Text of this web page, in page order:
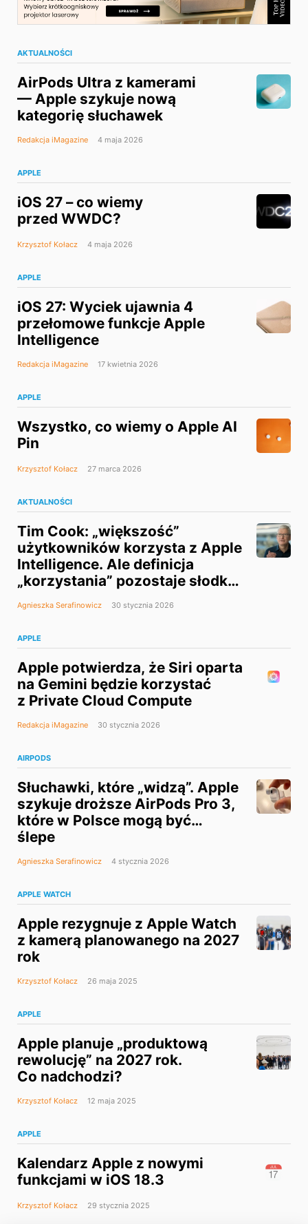
AKTUALNOŚCI
AirPods Ultra z kamerami
— Apple szykuje nową
kategorię słuchawek
Redakcja iMagazine 4 maja 2026
APPLE
iOS 27 – co wiemy
przed WWDC?
Krzysztof Kołacz 4 maja 2026
APPLE
iOS 27: Wyciek ujawnia 4
przełomowe funkcje Apple
Intelligence
Redakcja iMagazine 17 kwietnia 2026
APPLE
Wszystko, co wiemy o Apple AI
Pin
Krzysztof Kołacz 27 marca 2026
AKTUALNOŚCI
Tim Cook: „większość”
użytkowników korzysta z Apple
Intelligence. Ale definicja
„korzystania” pozostaje słodką
tajemnicą
Agnieszka Serafinowicz 30 stycznia 2026
APPLE
Apple potwierdza, że Siri oparta
na Gemini będzie korzystać
z Private Cloud Compute
Redakcja iMagazine 30 stycznia 2026
AIRPODS
Słuchawki, które „widzą”. Apple
szykuje droższe AirPods Pro 3,
które w Polsce mogą być…
ślepe
Agnieszka Serafinowicz 4 stycznia 2026
APPLE WATCH
Apple rezygnuje z Apple Watch
z kamerą planowanego na 2027
rok
Krzysztof Kołacz 26 maja 2025
APPLE
Apple planuje „produktową
rewolucję” na 2027 rok.
Co nadchodzi?
Krzysztof Kołacz 12 maja 2025
APPLE
Kalendarz Apple z nowymi
funkcjami w iOS 18.3
Krzysztof Kołacz 29 stycznia 2025